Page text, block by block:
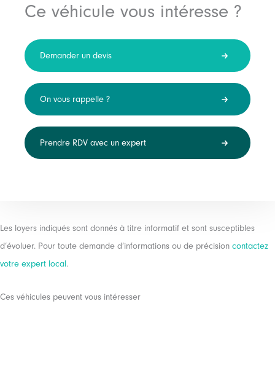
Ce véhicule vous intéresse ?
Demander un devis
On vous rappelle ?
Prendre RDV avec un expert
Les loyers indiqués sont donnés à titre informatif et sont susceptibles
d’évoluer. Pour toute demande d’informations ou de précision contactez
votre expert local.
Ces véhicules peuvent vous intéresser